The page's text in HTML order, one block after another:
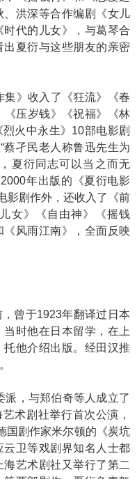
洪深等合作编剧《女儿
代的儿女》，与葛琴合
夏衍与这些朋友的亲密
》收入了《狂流》《春
压岁钱》《祝福》《林
火中永生》10部电影剧
蔡孑民老人称鲁迅先生为
夏衍同志可以当之而无
年出版的《夏衍电影
影剧作外，还收入了《前
女》《自由神》《摇钱
风雨江南》，全面反映
曾于1923年翻译过日本
时他在日本留学，在上
他介绍出版。经田汉推
，与郑伯奇等人成立了
术剧社举行首次公演，
国剧作家米尔顿的《炭坑
卫等戏剧界知名人士都
艺术剧社又举行了第二